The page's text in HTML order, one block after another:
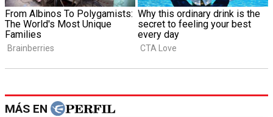
MÁS EN